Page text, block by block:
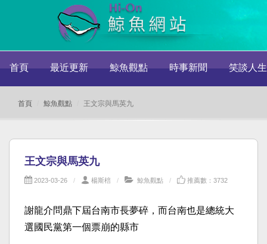
首頁 最近更新 鯨魚觀點 時事新聞 笑談人生
首頁 鯨魚觀點 王文宗與馬英九
王文宗與馬英九
2023-03-26 楊斯棓 鯨魚觀點 推薦數：3732
謝龍介問鼎下屆台南市長夢碎，而台南也是總統大
選國民黨第一個票崩的縣市